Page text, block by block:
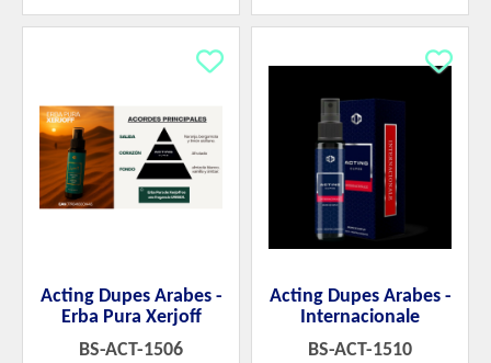
Acting Dupes Arabes -
Erba Pura Xerjoff
BS-ACT-1506
Acting Dupes Arabes -
Internacionale
BS-ACT-1510